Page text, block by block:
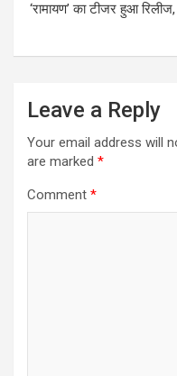
‘रामायण’ का टीजर हुआ
Leave a Reply
Your email address will
are marked *
Comment *